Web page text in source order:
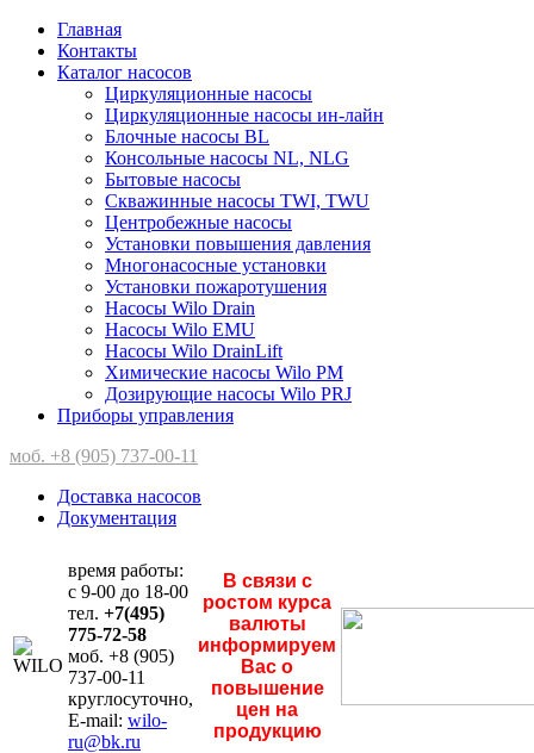
Главная
Контакты
Каталог насосов
Циркуляционные насосы
Циркуляционные насосы ин-лайн
Блочные насосы BL
Консольные насосы NL, NLG
Бытовые насосы
Скважинные насосы TWI, TWU
Центробежные насосы
Установки повышения давления
Многонасосные установки
Установки пожаротушения
Насосы Wilo Drain
Насосы Wilo EMU
Насосы Wilo DrainLift
Химические насосы Wilo PM
Дозирующие насосы Wilo PRJ
Приборы управления
моб. +8 (905) 737-00-11
Доставка насосов
Документация
время работы:
с 9-00 до 18-00
тел. +7(495)
775-72-58
моб. +8 (905)
737-00-11
круглосуточно,
E-mail: wilo-
ru@bk.ru
В связи с
ростом курса
валюты
информируем
Вас о
повышение
цен на
продукцию